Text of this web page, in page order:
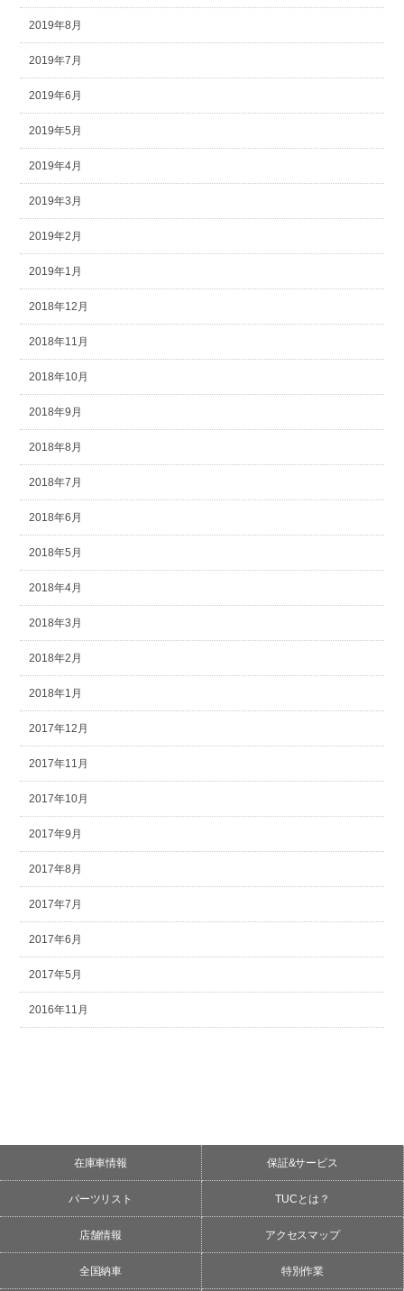
2019年8月
2019年7月
2019年6月
2019年5月
2019年4月
2019年3月
2019年2月
2019年1月
2018年12月
2018年11月
2018年10月
2018年9月
2018年8月
2018年7月
2018年6月
2018年5月
2018年4月
2018年3月
2018年2月
2018年1月
2017年12月
2017年11月
2017年10月
2017年9月
2017年8月
2017年7月
2017年6月
2017年5月
2016年11月
在庫車情報 保証&サービス
パーツリスト TUCとは？
店舗情報 アクセスマップ
全国納車 特別作業